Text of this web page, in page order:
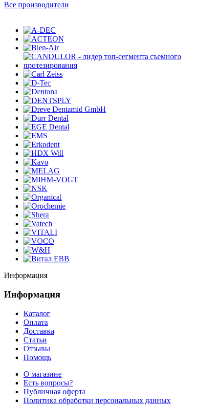
Все производители
Информация
Информация
Каталог
Оплата
Доставка
Статьи
Отзывы
Помощь
О магазине
Есть вопросы?
Публичная оферта
Политика обработки персональных данных